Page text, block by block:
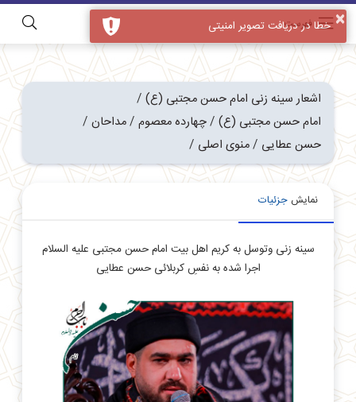
فهرست
اشعار سینه زنی امام حسن مجتبی (ع) /
امام حسن مجتبی (ع) /چهارده معصوم /مداحان /
حسن عطایی /منوی اصلی /
نمایشجزئیات
سینه زنی وتوسل به کریم اهل بیت امام حسن مجتبی علیه السلام
اجرا شده به نفسِ کربلائی حسن عطایی
× خطا در دریافت تصویر امنیتی